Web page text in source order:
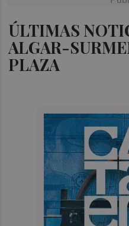
ÚLTIMAS
ALGAR-
PLAZA